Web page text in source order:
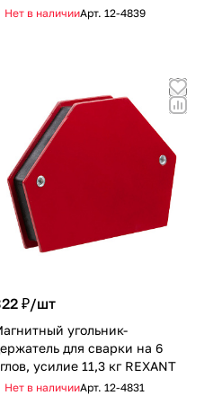
Нет в наличииАрт. 12-4839
₽/шт
угольник-
для сварки на 6
усилие 11,3 кг REXANT
Нет в наличииАрт. 12-4831